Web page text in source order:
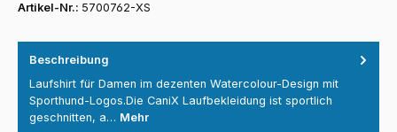
Artikel-Nr.: 5700762-XS
Beschreibung
Laufshirt für Damen im dezenten Watercolour-Design mit
Sporthund-Logos.Die CaniX Laufbekleidung ist sportlich
geschnitten, a… Mehr